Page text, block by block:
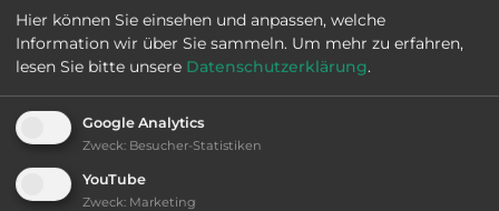
Webseite: seeterrassencamping.at
Fläche:
Öffnungszeiten:
Hier können Sie einsehen und anpassen, welche
Information wir über Sie sammeln. Um mehr zu erfahren,
lesen Sie bitte unsere Datenschutzerklärung.
Google Analytics
Zweck: Besucher-Statistiken
YouTube
Zweck: Marketing